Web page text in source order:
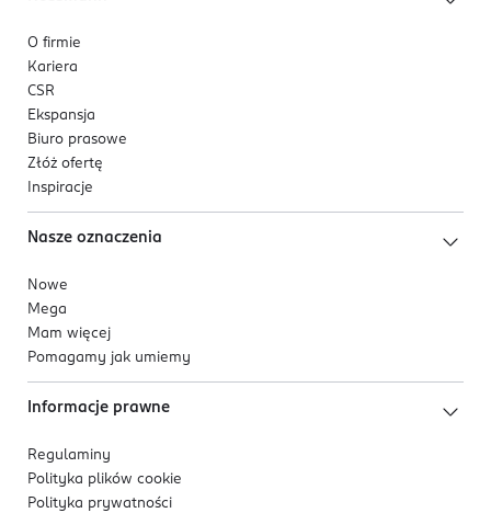
O firmie
Kariera
CSR
Ekspansja
Biuro prasowe
Złóż ofertę
Inspiracje
Nasze oznaczenia
Nowe
Mega
Mam więcej
Pomagamy jak umiemy
Informacje prawne
Regulaminy
Polityka plików cookie
Polityka prywatności